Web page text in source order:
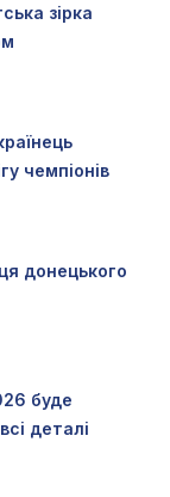
зірка
чемпіонів
донецького
буде
деталі